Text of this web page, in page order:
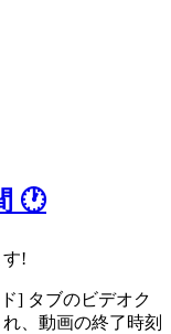
🕐
!
] タブのビデオク
、動画の終了時刻